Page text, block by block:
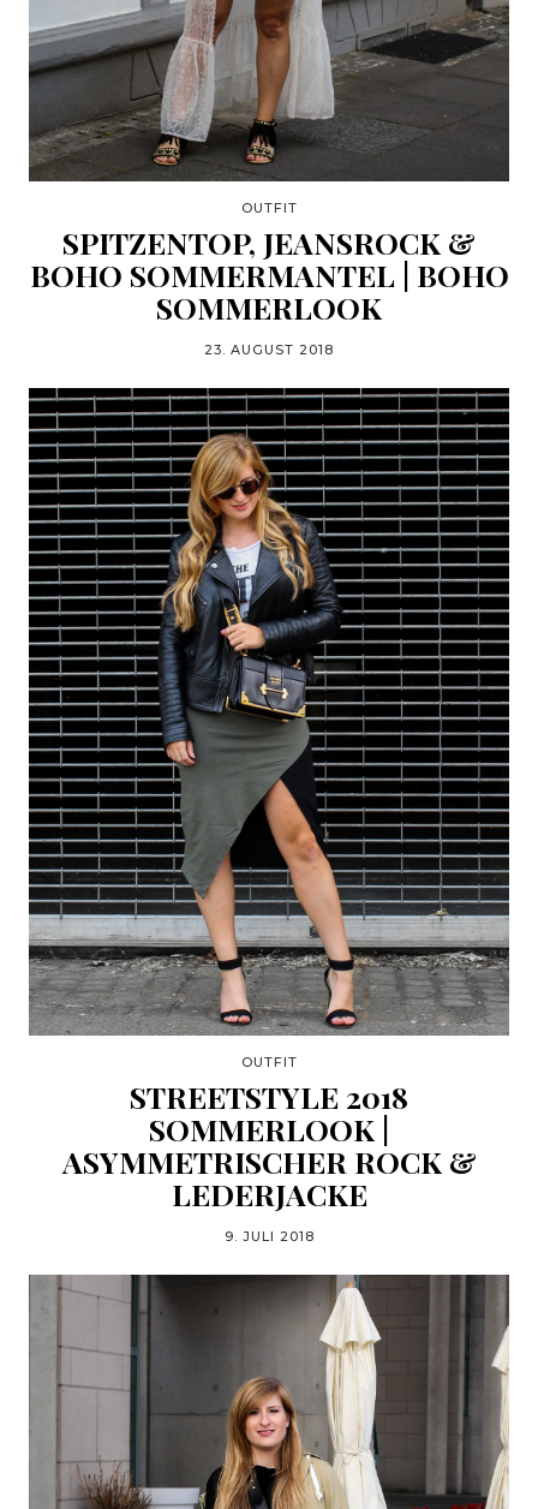
OUTFIT
SPITZENTOP, JEANSROCK &
BOHO SOMMERMANTEL | BOHO
SOMMERLOOK
23. AUGUST 2018
OUTFIT
STREETSTYLE 2018
SOMMERLOOK |
ASYMMETRISCHER ROCK &
LEDERJACKE
9. JULI 2018